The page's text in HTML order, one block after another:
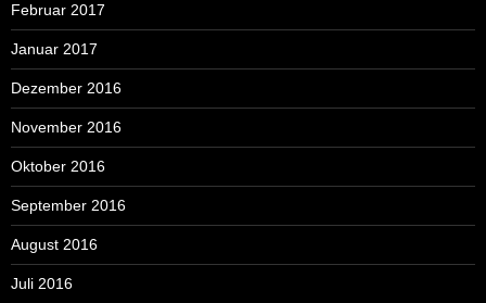
Februar 2017
Januar 2017
Dezember 2016
November 2016
Oktober 2016
September 2016
August 2016
Juli 2016